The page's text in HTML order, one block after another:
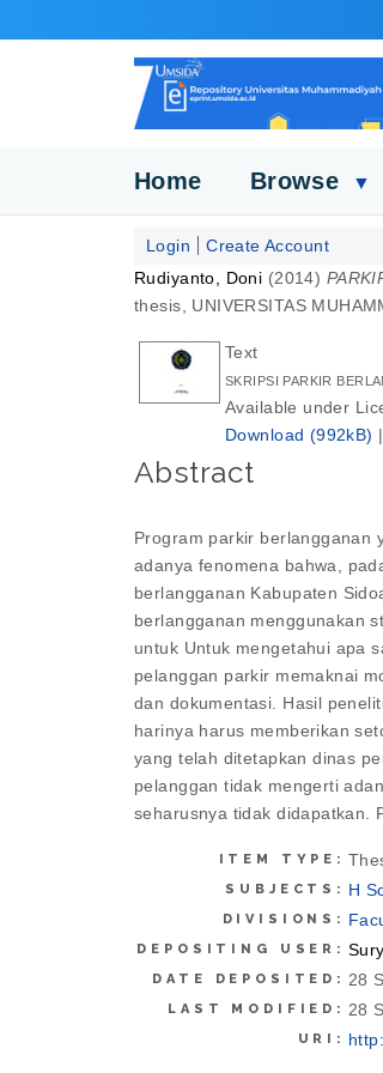
Home Browse ▼
Login
Create Account
Rudiyanto, Doni (2014)
thesis, UNIVERSITAS
Text
SKRIPSI PARKIR
Available under
Download (992kB) |
Abstract
Program parkir berlangganan
adanya fenomena bahwa,
berlangganan Kabupaten
berlangganan menggunakan
untuk Untuk mengetahui apa
pelanggan parkir memaknai
dan dokumentasi. Hasil
harinya harus memberikan
yang telah ditetapkan dinas
pelanggan tidak mengerti
seharusnya tidak didapatkan.
ITEM TYPE:
SUBJECTS: H
DIVISIONS:
DEPOSITING USER:
DATE DEPOSITED: 28
LAST MODIFIED: 28
URI: